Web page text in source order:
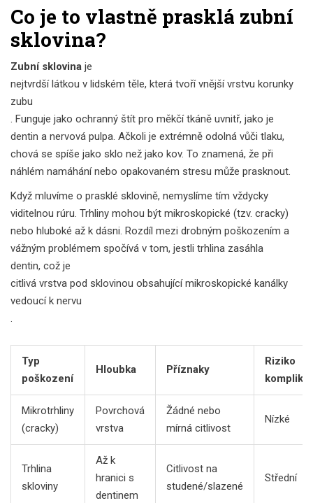
Co je to vlastně prasklá zubní
sklovina?
Zubní sklovina je
nejtvrdší látkou v lidském těle, která tvoří vnější vrstvu korunky
zubu
. Funguje jako ochranný štít pro měkčí tkáně uvnitř, jako je
dentin a nervová pulpa. Ačkoli je extrémně odolná vůči tlaku,
chová se spíše jako sklo než jako kov. To znamená, že při
náhlém namáhání nebo opakovaném stresu může prasknout.
Když mluvíme o prasklé sklovině, nemyslíme tím vždycky
viditelnou rúru. Trhliny mohou být mikroskopické (tzv. cracky)
nebo hluboké až k dásni. Rozdíl mezi drobným poškozením a
vážným problémem spočívá v tom, jestli trhlina zasáhla
dentin, což je
citlivá vrstva pod sklovinou obsahující mikroskopické kanálky
vedoucí k nervu
.
Typ
poškození
Hloubka Příznaky
Riziko
Mikrotrhliny
(cracky)
Povrchová
vrstva
Žádné nebo
mírná citlivost
Nízké
Trhlina
skloviny
Až k
hranici s
dentinem
Citlivost na
studené/slazené
Střední